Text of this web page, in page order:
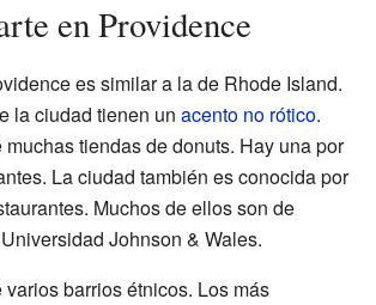
en Providence
es similar a la de Rhode Island.
la ciudad tienen un acento no rótico.
tiendas de donuts. Hay una por
La ciudad también es conocida por
Muchos de ellos son de
Johnson & Wales.
barrios étnicos. Los más